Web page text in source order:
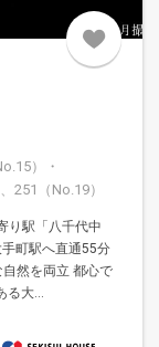
）・
251（No.19）
り駅「八千代中
町駅へ直通55分
然を両立 都心で
大...